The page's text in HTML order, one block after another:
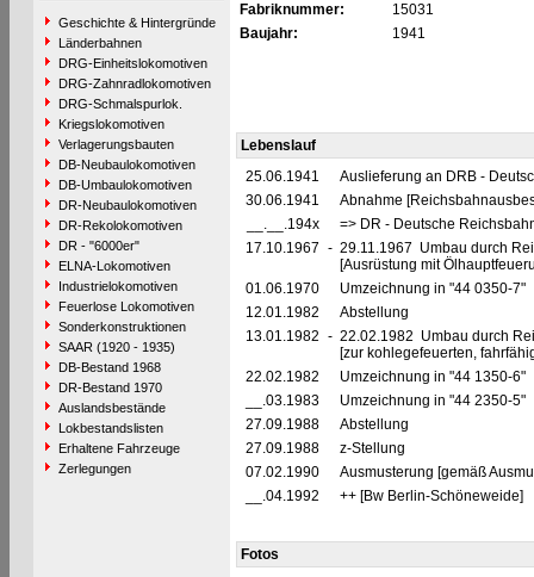
Geschichte & Hintergründe
Länderbahnen
DRG-Einheitslokomotiven
DRG-Zahnradlokomotiven
DRG-Schmalspurlok.
Kriegslokomotiven
Verlagerungsbauten
DB-Neubaulokomotiven
DB-Umbaulokomotiven
DR-Neubaulokomotiven
DR-Rekolokomotiven
DR - "6000er"
ELNA-Lokomotiven
Industrielokomotiven
Feuerlose Lokomotiven
Sonderkonstruktionen
SAAR (1920 - 1935)
DB-Bestand 1968
DR-Bestand 1970
Auslandsbestände
Lokbestandslisten
Erhaltene Fahrzeuge
Zerlegungen
Fabriknummer:
15031
Baujahr:
1941
Lebenslauf
25.06.1941
Auslieferung an DRB -
30.06.1941
Abnahme
__.__.194x
=> DR - Deutsche
17.10.1967 - 29.11.1967 Umbau durch
[Ausrüstung mit
01.06.1970
Umzeichnung in "44 0350-7"
12.01.1982
Abstellung
13.01.1982 - 22.02.1982 Umbau durch
[zur kohlegefeuerten,
22.02.1982
Umzeichnung in "44 1350-6"
__.03.1983
Umzeichnung in "44 2350-5"
27.09.1988
Abstellung
27.09.1988
z-Stellung
07.02.1990
Ausmusterung [gemäß
__.04.1992
++ [Bw Berlin-Schöneweide]
Fotos